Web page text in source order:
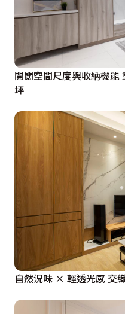
開闊空間尺度與收納機
坪
自然況味 × 輕透光感 交